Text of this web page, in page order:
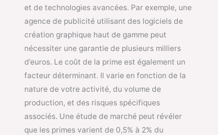
et de technologies avancées. Par exemple, une
agence de publicité utilisant des logiciels de
création graphique haut de gamme peut
nécessiter une garantie de plusieurs milliers
d’euros. Le coût de la prime est également un
facteur déterminant. Il varie en fonction de la
nature de votre activité, du volume de
production, et des risques spécifiques
associés. Une étude de marché peut révéler
que les primes varient de 0,5% à 2% du